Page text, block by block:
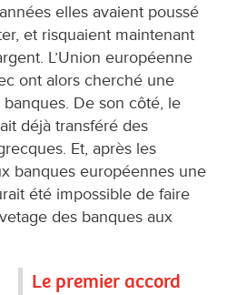
elles avaient poussé
et risquaient maintenant
L’Union européenne
ont alors cherché une
De son côté, le
déjà transféré des
Et, après les
banques européennes une
été impossible de faire
des banques aux
Le premier accord